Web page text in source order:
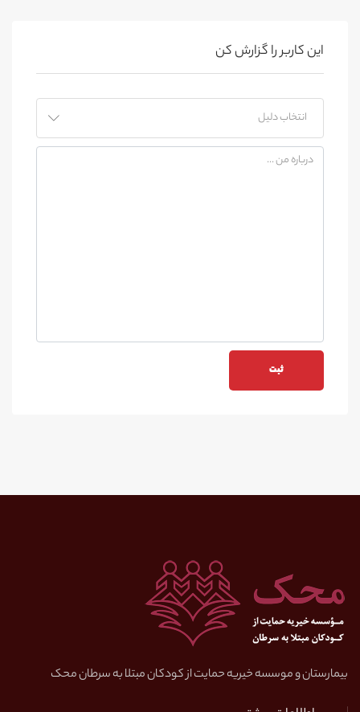
این کاربر را گزارش کن
بیمارستان و موسسه خیریه حمایت از کودکان مبتلا به سرطان محک